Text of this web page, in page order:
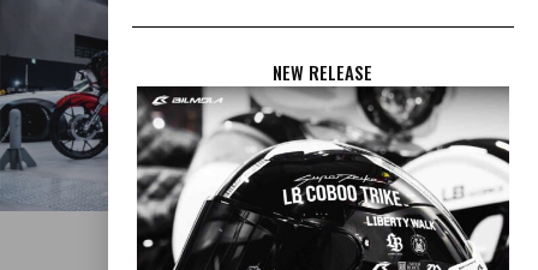
LB × COBOO TRIKE
NEW RELEASE